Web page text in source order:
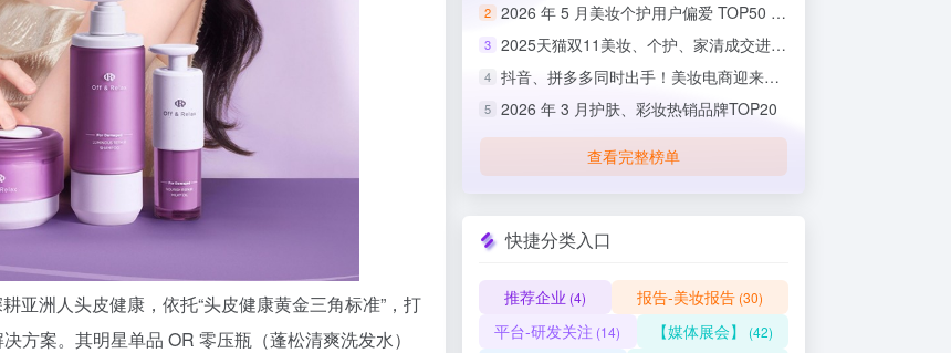
亚洲人头皮健康，依托“头皮健康黄金三角标准”，打
方案。其明星单品 OR 零压瓶（蓬松清爽洗发水）
2 2026 年 5 月美妆个护用户偏爱 TOP50 榜单出炉
3 2025天猫双11美妆、个护、家清成交进度排行榜
4 抖音、拼多多同时出手！美妆电商迎来史上最严整治
5 2026 年 3 月护肤、彩妆热销品牌TOP20
查看完整榜单
快捷分类入口
推荐企业 (4) 报告-美妆报告 (30)
平台-研发关注 (14) 【媒体展会】 (42)